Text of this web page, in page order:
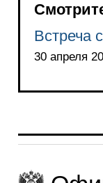
Встреча
30 апреля